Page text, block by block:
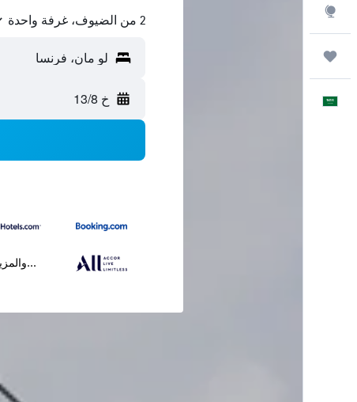
2 من الضيوف، غرفة واحدة
خ 13/8